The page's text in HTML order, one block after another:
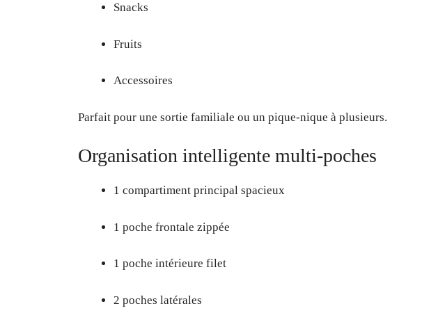
Snacks
Fruits
Accessoires
Parfait pour une sortie familiale ou un pique-nique à plusieurs.
Organisation intelligente multi-poches
1 compartiment principal spacieux
1 poche frontale zippée
1 poche intérieure filet
2 poches latérales